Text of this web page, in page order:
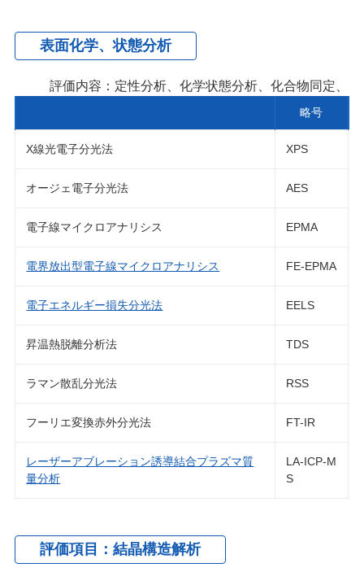
表面化学、状態分析
評価内容：定性分析、化学状態分析、化合物同定、
略号
X線光電子分光法 XPS
オージェ電子分光法 AES
電子線マイクロアナリシス EPMA
電界放出型電子線マイクロアナリシス FE-EPMA
電子エネルギー損失分光法 EELS
昇温熱脱離分析法 TDS
ラマン散乱分光法 RSS
フーリエ変換赤外分光法 FT-IR
レーザーアブレーション誘導結合プラズマ質
量分析
LA-ICP-M
S
評価項目：結晶構造解析